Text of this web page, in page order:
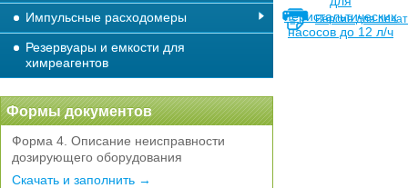
Версия для
Импульсные расходомеры
Резервуары и емкости для
химреагентов
Формы документов
Форма 4. Описание неисправности
дозирующего оборудования
Скачать и заполнить →